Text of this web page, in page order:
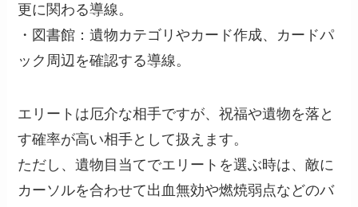
更に関わる導線。
・図書館：遺物カテゴリやカード作成、カードパ
ック周辺を確認する導線。
エリートは厄介な相手ですが、祝福や遺物を落と
す確率が高い相手として扱えます。
ただし、遺物目当てでエリートを選ぶ時は、敵に
カーソルを合わせて出血無効や燃焼弱点などのバ